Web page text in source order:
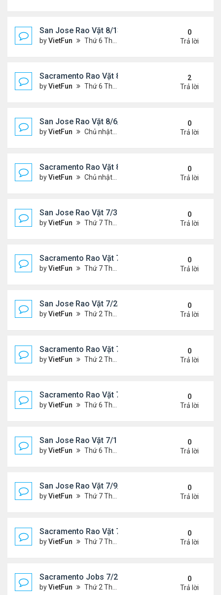
San Jose Rao Vặt 8/13/21- 8/20/21
byVietFun Thứ 6 Tháng 8 13, 2021 11:35 am
0
Trả lời
Sacramento Rao Vặt 8/13/21- 8/20/21
byVietFun Thứ 6 Tháng 8 13, 2021 11:27 am
2
Trả lời
San Jose Rao Vặt 8/6/21- 8/13/21
byVietFun Chủ nhật Tháng 8 08, 2021 6:21 pm
0
Trả lời
Sacramento Rao Vặt 8/6/21- 8/13/21
byVietFun Chủ nhật Tháng 8 08, 2021 6:15 pm
0
Trả lời
San Jose Rao Vặt 7/30/21- 8/6/21
byVietFun Thứ 7 Tháng 7 31, 2021 10:31 am
0
Trả lời
Sacramento Rao Vặt 7/30/21- 8/6/21
byVietFun Thứ 7 Tháng 7 31, 2021 10:22 am
0
Trả lời
San Jose Rao Vặt 7/23/21- 7/30/21
byVietFun Thứ 2 Tháng 7 26, 2021 4:19 pm
0
Trả lời
Sacramento Rao Vặt 7/23/21- 7/30/21
byVietFun Thứ 2 Tháng 7 26, 2021 4:13 pm
0
Trả lời
Sacramento Rao Vặt 7/16/21- 7/23/21
byVietFun Thứ 6 Tháng 7 16, 2021 10:33 am
0
Trả lời
San Jose Rao Vặt 7/16/21- 7/23/21
byVietFun Thứ 6 Tháng 7 16, 2021 10:25 am
0
Trả lời
San Jose Rao Vặt 7/9/21- 7/16/21
byVietFun Thứ 7 Tháng 7 10, 2021 9:58 am
0
Trả lời
Sacramento Rao Vặt 7/9/21- 7/16/21
byVietFun Thứ 7 Tháng 7 10, 2021 9:47 am
0
Trả lời
Sacramento Jobs 7/2/21- 7/9/21
byVietFun Thứ 2 Tháng 7 05, 2021 2:52 pm
0
Trả lời